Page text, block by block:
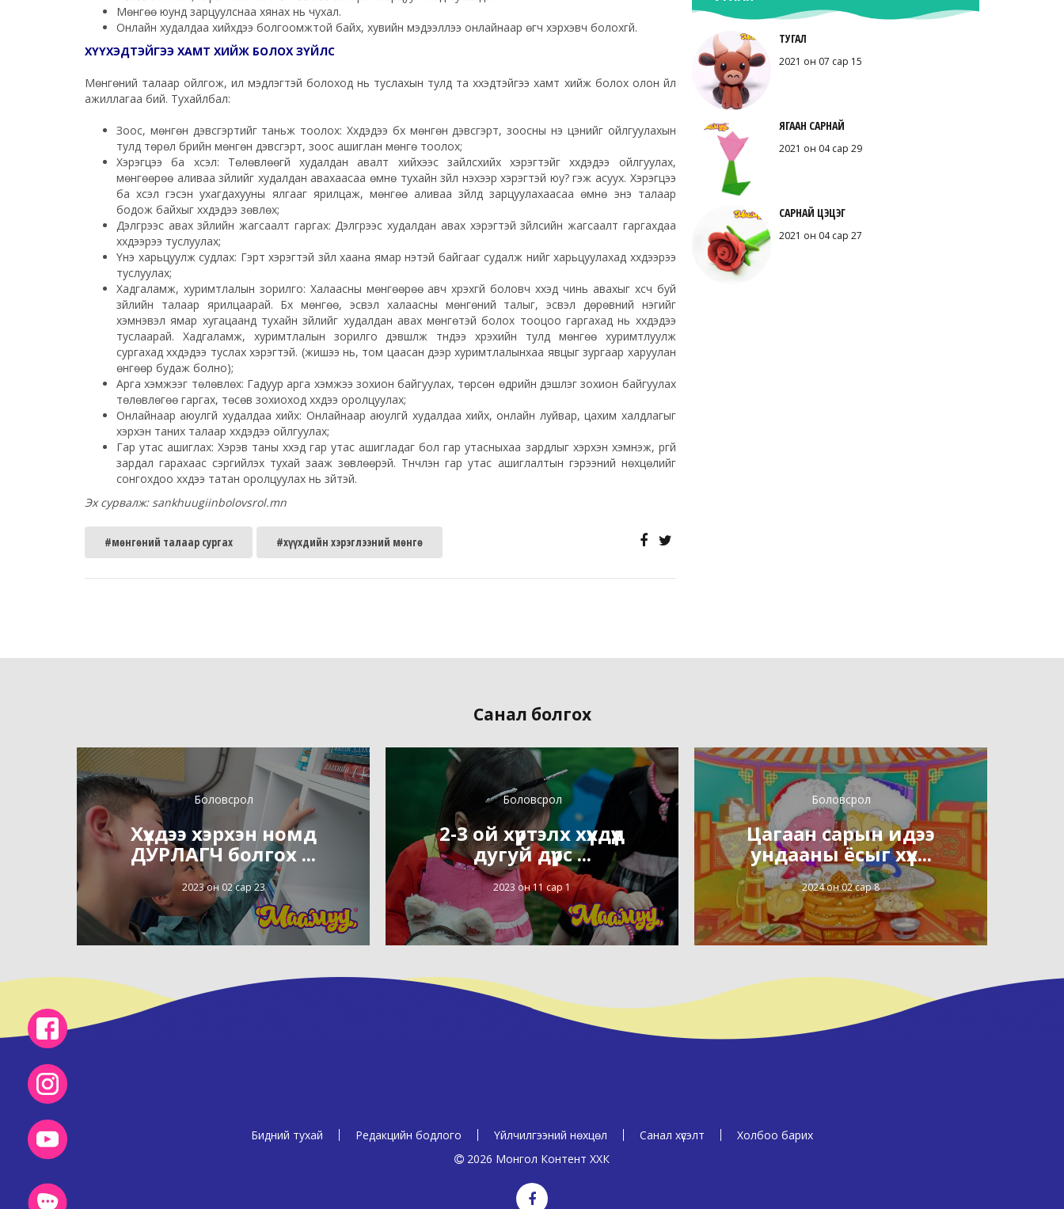
Мөнгөө юунд зарцуулснаа хянах нь чухал.
Онлайн худалдаа хийхдээ болгоомжтой байх, хувийн мэдээллээ онлайнаар өгч хэрхэвч болохгүй.
ХҮҮХЭДТЭЙГЭЭ ХАМТ ХИЙЖ БОЛОХ ЗҮЙЛС
Мөнгөний талаар ойлгож, илүү мэдлэгтэй болоход нь туслахын тулд та хүүхэдтэйгээ хамт хийж болох олон үйл
ажиллагаа бий. Тухайлбал:
Зоос, мөнгөн дэвсгэртийг таньж тоолох: Хүүхдэдээ бүх мөнгөн дэвсгэрт, зоосны үнэ цэнийг ойлгуулахын
тулд төрөл бүрийн мөнгөн дэвсгэрт, зоос ашиглан мөнгө тоолох;
Хэрэгцээ ба хүсэл: Төлөвлөөгүй худалдан авалт хийхээс зайлсхийх хэрэгтэйг хүүхдэдээ ойлгуулах,
мөнгөөрөө аливаа зүйлийг худалдан авахаасаа өмнө тухайн зүйл үнэхээр хэрэгтэй юу? гэж асуух. Хэрэгцээ
ба хүсэл гэсэн ухагдахууны ялгааг ярилцаж, мөнгөө аливаа зүйлд зарцуулахаасаа өмнө энэ талаар
бодож байхыг хүүхдэдээ зөвлөх;
Дэлгүүрээс авах зүйлийн жагсаалт гаргах: Дэлгүүрээс худалдан авах хэрэгтэй зүйлсийн жагсаалт гаргахдаа
хүүхдээрээ туслуулах;
Үнэ харьцуулж судлах: Гэрт хэрэгтэй зүйл хаана ямар үнэтэй байгааг судалж үнийг харьцуулахад хүүхдээрээ
туслуулах;
Хадгаламж, хуримтлалын зорилго: Халаасны мөнгөөрөө авч хүрэхгүй боловч хүүхэд чинь авахыг хүсч буй
зүйлийн талаар ярилцаарай. Бүх мөнгөө, эсвэл халаасны мөнгөний талыг, эсвэл дөрөвний нэгийг
хэмнэвэл ямар хугацаанд тухайн зүйлийг худалдан авах мөнгөтэй болох тооцоо гаргахад нь хүүхдэдээ
туслаарай. Хадгаламж, хуримтлалын зорилго дэвшүүлж түүндээ хүрэхийн тулд мөнгөө хуримтлуулж
сургахад хүүхдэдээ туслах хэрэгтэй. (жишээ нь, том цаасан дээр хуримтлалынхаа явцыг зургаар харуулан
өнгөөр будаж болно);
Арга хэмжээг төлөвлөх: Гадуур арга хэмжээ зохион байгуулах, төрсөн өдрийн үдэшлэг зохион байгуулах
төлөвлөгөө гаргах, төсөв зохиоход хүүхдээ оролцуулах;
Онлайнаар аюулгүй худалдаа хийх: Онлайнаар аюулгүй худалдаа хийх, онлайн луйвар, цахим халдлагыг
хэрхэн таних талаар хүүхдэдээ ойлгуулах;
Гар утас ашиглах: Хэрэв таны хүүхэд гар утас ашигладаг бол гар утасныхаа зардлыг хэрхэн хэмнэж, үргүй
зардал гарахаас сэргийлэх тухай зааж зөвлөөрэй. Түүнчлэн гар утас ашиглалтын гэрээний нөхцөлийг
сонгохдоо хүүхдээ татан оролцуулах нь зүйтэй.
Эх сурвалж: sankhuugiinbolovsrol.mn
#мөнгөний талаар сургах #хүүхдийн хэрэглээний мөнгө
ТУГАЛ
2021 он 07 сар 15
ЯГААН САРНАЙ
2021 он 04 сар 29
САРНАЙ ЦЭЦЭГ
2021 он 04 сар 27
Санал болгох
Боловсрол
Хүүхдээ хэрхэн номд
ДУРЛАГЧ болгох ...
2023 он 02 сар 23
Боловсрол
2-3 ой хүртэлх хүүхдүүд
дугуй дүрс ...
2023 он 11 сар 1
Боловсрол
Цагаан сарын идээ
ундааны ёсыг хүүх...
2024 он 02 сар 8
Бидний тухай Редакцийн бодлого Үйлчилгээний нөхцөл Санал хүсэлт
Холбоо барих
2026 Монгол Контент ХХК